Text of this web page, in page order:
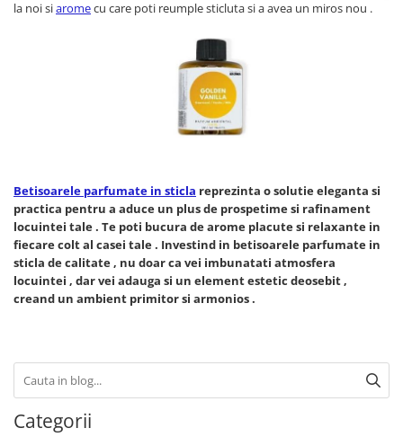
Lenjerii De Pat, Imprimeu 3D, 1
la noi siaromecu care poti reumple sticluta si a avea un miros nou .
Betisoarele parfumate in sticla reprezinta o solutie eleganta si
practica pentru a aduce un plus de prospetime si rafinament
locuintei tale . Te poti bucura de arome placute si relaxante in
fiecare colt al casei tale . Investind in betisoarele parfumate in
sticla de calitate , nu doar ca vei imbunatati atmosfera
locuintei , dar vei adauga si un element estetic deosebit ,
creand un ambient primitor si armonios .
Categorii